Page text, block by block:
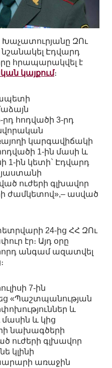
ԶՈւ
Էդվարդ
հրապարակվել է
կայքում։
հոդվածի 3-րդ
կարգավիճակի
1-ին մասի և
1-ին կետի` Էդվարդ
ուժերի գլխավոր
ժամկետով»,– ասված
24-ից ՀՀ ԶՈւ
էր։ Այդ օրը
անգամ ազատվել
7-ին
«Պաշտպանության
և
մասին և կից
նախագծերի
ուժերի գլխավոր
կլինի
առաջին